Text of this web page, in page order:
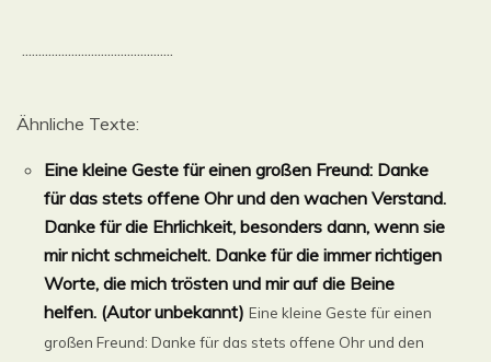
..............................................
Ähnliche Texte:
Eine kleine Geste für einen großen Freund: Danke
für das stets offene Ohr und den wachen Verstand.
Danke für die Ehrlichkeit, besonders dann, wenn sie
mir nicht schmeichelt. Danke für die immer richtigen
Worte, die mich trösten und mir auf die Beine
helfen. (Autor unbekannt) Eine kleine Geste für einen
großen Freund: Danke für das stets offene Ohr und den